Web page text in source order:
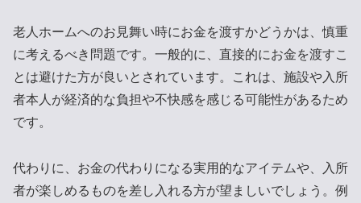
老人ホームへのお見舞い時にお金を渡すかどうかは、慎重
に考えるべき問題です。一般的に、直接的にお金を渡すこ
とは避けた方が良いとされています。これは、施設や入所
者本人が経済的な負担や不快感を感じる可能性があるため
です。
代わりに、お金の代わりになる実用的なアイテムや、入所
者が楽しめるものを差し入れる方が望ましいでしょう。例